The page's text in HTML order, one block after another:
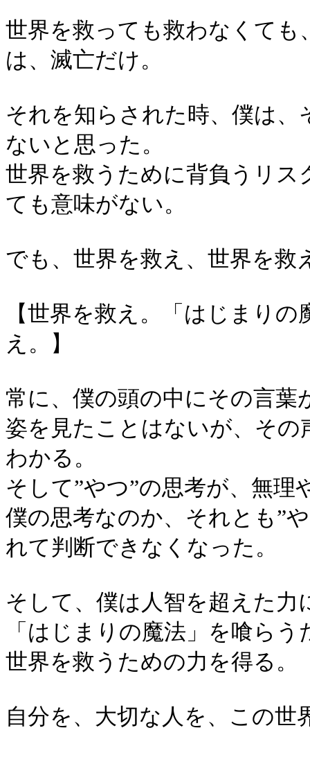
世界を救っても救わなくて
は、滅亡だけ。
それを知らされた時、僕は
ないと思った。
世界を救うために背負うリ
ても意味がない。
でも、世界を救え、世界を救
【世界を救え。「はじまり
え。】
常に、僕の頭の中にその言葉
姿を見たことはないが、その
わかる。
そして”やつ”の思考が、無
僕の思考なのか、それとも”
れて判断できなくなった。
そして、僕は人智を超えた力
「はじまりの魔法」を喰ら
世界を救うための力を得る。
自分を、大切な人を、この世